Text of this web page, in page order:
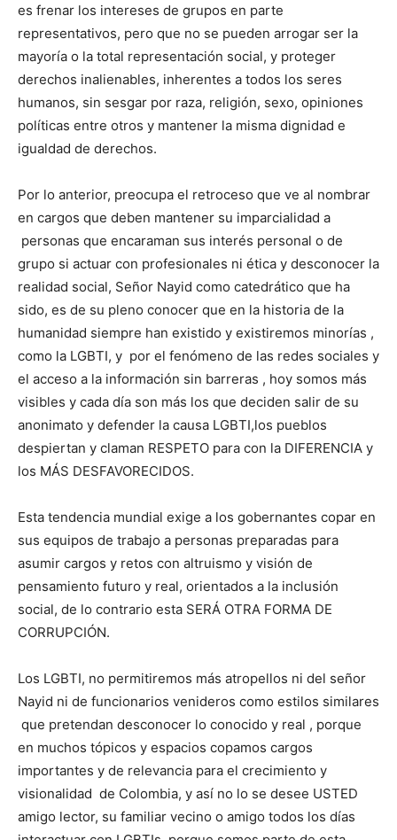
es frenar los intereses de grupos en parte
representativos, pero que no se pueden arrogar ser la
mayoría o la total representación social, y proteger
derechos inalienables, inherentes a todos los seres
humanos, sin sesgar por raza, religión, sexo, opiniones
políticas entre otros y mantener la misma dignidad e
igualdad de derechos.
Por lo anterior, preocupa el retroceso que ve al nombrar
en cargos que deben mantener su imparcialidad a
personas que encaraman sus interés personal o de
grupo si actuar con profesionales ni ética y desconocer la
realidad social, Señor Nayid como catedrático que ha
sido, es de su pleno conocer que en la historia de la
humanidad siempre han existido y existiremos minorías ,
como la LGBTI, y por el fenómeno de las redes sociales y
el acceso a la información sin barreras , hoy somos más
visibles y cada día son más los que deciden salir de su
anonimato y defender la causa LGBTI,los pueblos
despiertan y claman RESPETO para con la DIFERENCIA y
los MÁS DESFAVORECIDOS.
Esta tendencia mundial exige a los gobernantes copar en
sus equipos de trabajo a personas preparadas para
asumir cargos y retos con altruismo y visión de
pensamiento futuro y real, orientados a la inclusión
social, de lo contrario esta SERÁ OTRA FORMA DE
CORRUPCIÓN.
Los LGBTI, no permitiremos más atropellos ni del señor
Nayid ni de funcionarios venideros como estilos similares
que pretendan desconocer lo conocido y real , porque
en muchos tópicos y espacios copamos cargos
importantes y de relevancia para el crecimiento y
visionalidad de Colombia, y así no lo se desee USTED
amigo lector, su familiar vecino o amigo todos los días